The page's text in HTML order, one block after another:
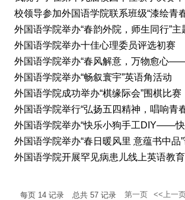
团学园地
工会之家
对外交流
特色品牌
关工委
English
外国语学院举办十佳心理委员评选初赛
外国语学院举办“畅叙寰宇”英语角活动
外国语学院成功举办“棋缘际会”围棋比赛
每页 14 记录 总共 57 记录 第一页 <<上一